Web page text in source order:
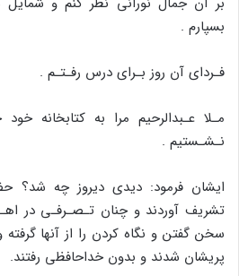
بسپارم .
فـرداى آن روز بـراى درس رفـتـم .
مـلا عـبدالرحیم مرا به کتابخانه
نـشـستیم .
ایشان فرمود: دیدى دیروز چه شد؟
تشریف آوردند و چنان تـصـرفـى در
سخن گفتن و نگاه کردن را از آنها
پریشان شدند و بدون خداحافظى رفتند.